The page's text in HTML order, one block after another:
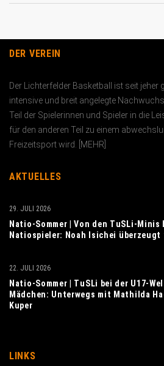
DER VEREIN
Der Lichterfelder Basketball ist seit jeher
intensive und breit angelegte
Teil der Spielerinnen und Spieler in die
für den anderen Teil zu einem
Freizeitsport wird. [
MEHR
AKTUELLES
Natio-Sommer | Von den TuSLi-Minis
Natiospieler: Noah Isichei überzeugt
29. JULI 2026
Natio-Sommer | TuSLi bei der U17-
Mädchen: Unterwegs mit Mathilda
Kuper
22. JULI 2026
LINKS